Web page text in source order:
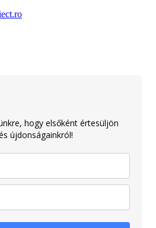
hogy elsőként értesüljön
újdonságainkról!